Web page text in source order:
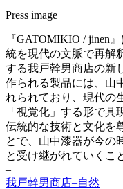
Press image
『GATOMIKIO / jinen
統を現代の文脈で再解
する我戸幹男商店の新
作られる製品には、山
れられており、現代の
「視覚化」する形で具
伝統的な技術と文化を
とで、山中漆器が今の
と受け継がれていくこ
–
我戸幹男商店–自然